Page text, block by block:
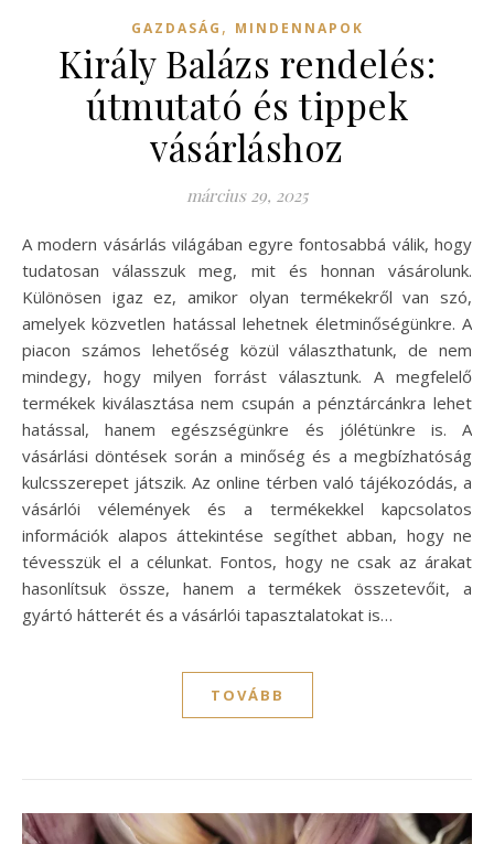
GAZDASÁG , MINDENNAPOK
Király Balázs rendelés:
útmutató és tippek
vásárláshoz
március 29, 2025
A modern vásárlás világában egyre fontosabbá válik, hogy
tudatosan válasszuk meg, mit és honnan vásárolunk.
Különösen igaz ez, amikor olyan termékekről van szó,
amelyek közvetlen hatással lehetnek életminőségünkre. A
piacon számos lehetőség közül választhatunk, de nem
mindegy, hogy milyen forrást választunk. A megfelelő
termékek kiválasztása nem csupán a pénztárcánkra lehet
hatással, hanem egészségünkre és jólétünkre is. A
vásárlási döntések során a minőség és a megbízhatóság
kulcsszerepet játszik. Az online térben való tájékozódás, a
vásárlói vélemények és a termékekkel kapcsolatos
információk alapos áttekintése segíthet abban, hogy ne
tévesszük el a célunkat. Fontos, hogy ne csak az árakat
hasonlítsuk össze, hanem a termékek összetevőit, a
gyártó hátterét és a vásárlói tapasztalatokat is…
TOVÁBB